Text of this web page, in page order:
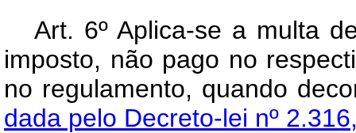
Art. 6º Aplica-se a multa
imposto, não pago no
no regulamento, quando
dada pelo Decreto-lei nº